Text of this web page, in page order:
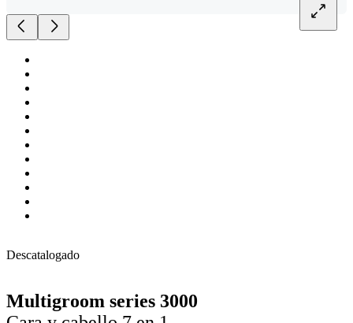
Descatalogado
Multigroom series 3000